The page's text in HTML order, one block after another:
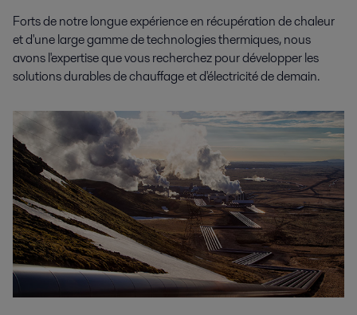
Forts de notre longue expérience en récupération de chaleur
et d'une large gamme de technologies thermiques, nous
avons l'expertise que vous recherchez pour développer les
solutions durables de chauffage et d'électricité de demain.